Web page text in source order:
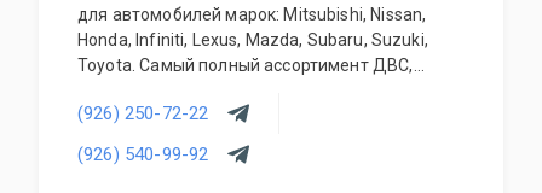
для автомобилей марок: Mitsubishi, Nissan,
Honda, Infiniti, Lexus, Mazda, Subaru, Suzuki,
Toyota. Самый полный ассортимент ДВС,
прочего. Предоставляется гарантия качества
на всю продукцию. Приемлемые цены и
система скидок для постоянных и оптовых
(926) 250-72-22
(926) 540-99-92